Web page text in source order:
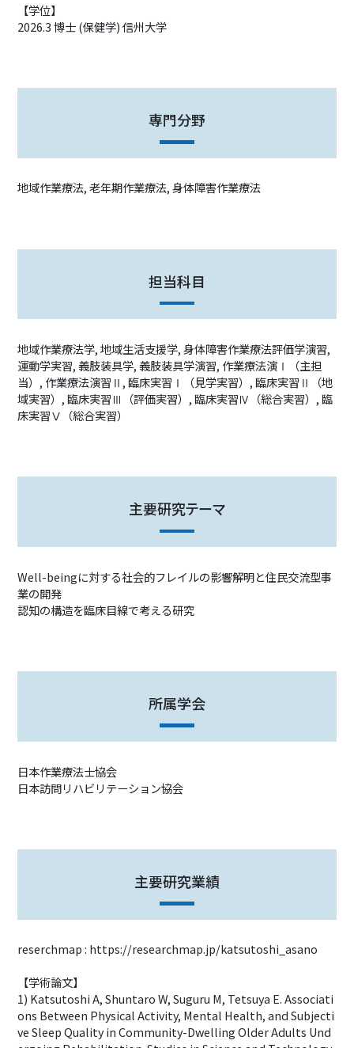
【学位】
2026.3 博士 (保健学) 信州大学
専門分野
地域作業療法, 老年期作業療法, 身体障害作業療法
担当科目
地域作業療法学, 地域生活支援学, 身体障害作業療法評価学演習,
運動学実習, 義肢装具学, 義肢装具学演習, 作業療法演Ⅰ（主担
当）, 作業療法演習Ⅱ, 臨床実習Ⅰ（見学実習）, 臨床実習Ⅱ（地
域実習）, 臨床実習Ⅲ（評価実習）, 臨床実習Ⅳ（総合実習）, 臨
床実習Ⅴ（総合実習）
主要研究テーマ
Well-beingに対する社会的フレイルの影響解明と住民交流型事
業の開発
認知の構造を臨床目線で考える研究
所属学会
日本作業療法士協会
日本訪問リハビリテーション協会
主要研究業績
reserchmap : https://researchmap.jp/katsutoshi_asano
【学術論文】
1) Katsutoshi A, Shuntaro W, Suguru M, Tetsuya E. Associati
ons Between Physical Activity, Mental Health, and Subjecti
ve Sleep Quality in Community-Dwelling Older Adults Und